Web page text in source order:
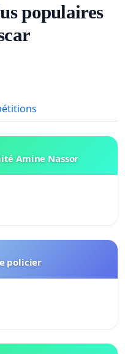
populaires
Amine Nassor
policier